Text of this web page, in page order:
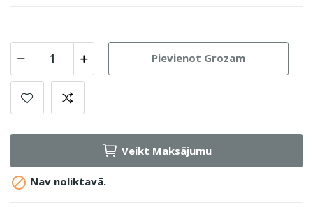
Pievienot Grozam
Veikt Maksājumu
 Nav noliktavā.